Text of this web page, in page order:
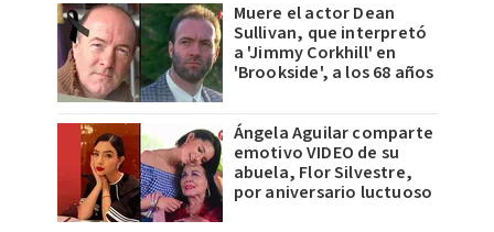
Muere el actor Dean
Sullivan, que interpretó
a 'Jimmy Corkhill' en
'Brookside', a los 68 años
Ángela Aguilar comparte
emotivo VIDEO de su
abuela, Flor Silvestre,
por aniversario luctuoso